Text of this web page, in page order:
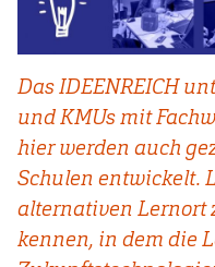
Das IDEENREICH
und KMUs mit
hier werden auch
Schulen entwickelt.
alternativen Lernort
kennen, in dem die